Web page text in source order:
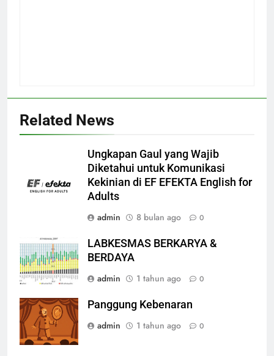
Related News
Ungkapan Gaul yang Wajib
Diketahui untuk Komunikasi
Kekinian di EF EFEKTA English for
Adults
admin
8 bulan ago 0
LABKESMAS BERKARYA &
BERDAYA
admin
1 tahun ago 0
Panggung Kebenaran
admin
1 tahun ago 0